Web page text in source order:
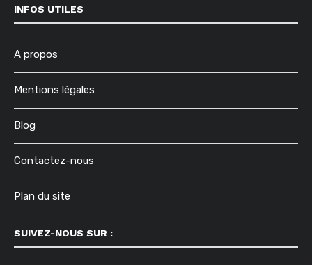
INFOS UTILES
A propos
Mentions légales
Blog
Contactez-nous
Plan du site
SUIVEZ-NOUS SUR :